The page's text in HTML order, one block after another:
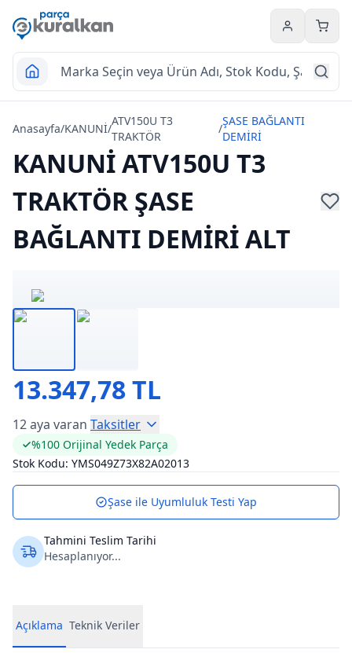
Hesabım
Anasayfa/KANUNİ/
ATV150U T3
TRAKTÖR
/
ŞASE BAĞLANTI
DEMİRİ
KANUNİ ATV150U T3
TRAKTÖR ŞASE
BAĞLANTI DEMİRİ ALT
13.347,78 TL
12 aya varan Taksitler
%100 Orijinal Yedek Parça
Stok Kodu: YMS049Z73X82A02013
Şase ile Uyumluluk Testi Yap
Tahmini Teslim Tarihi
Hesaplanıyor...
Açıklama Teknik Veriler